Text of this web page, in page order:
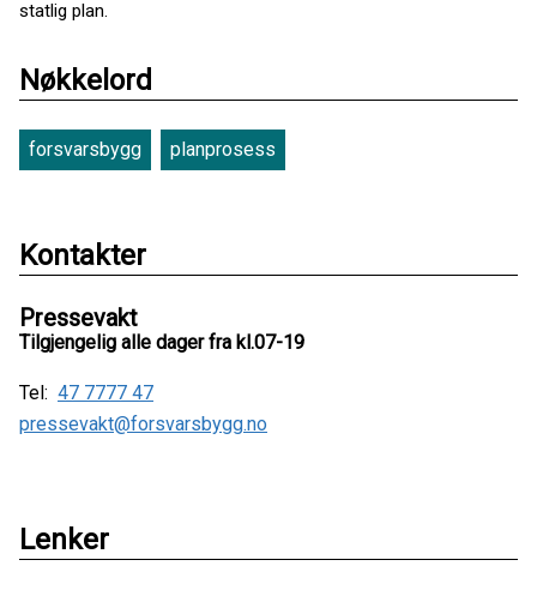
statlig plan.
Nøkkelord
forsvarsbygg planprosess
Kontakter
Pressevakt
Tilgjengelig alle dager fra kl.07-19
Tel: 47 7777 47
pressevakt@forsvarsbygg.no
Lenker